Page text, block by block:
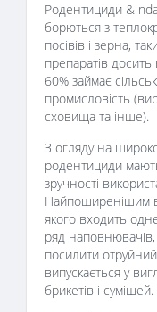
Родентициди &
борються з
посівів і зерна,
препаратів
60% займає
промисловість
сховища та інше).
З огляду на
родентициди
зручності
Найпоширенішим
якого входить
ряд наповнювачів,
посилити
випускається у
брикетів і сумішей.